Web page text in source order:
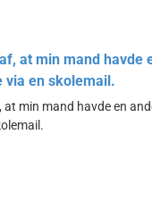
at min mand havde
via en skolemail.
min mand havde en